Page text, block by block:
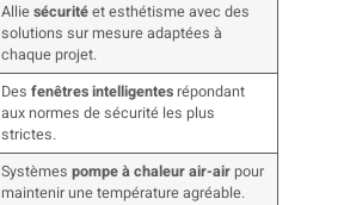
Alliesécuritéet esthétisme avec des
solutions sur mesure adaptées à
chaque projet.
Desfenêtres intelligentesrépondant
aux normes de sécurité les plus
strictes.
Systèmespompe à chaleur air-air pour
maintenir une température agréable.